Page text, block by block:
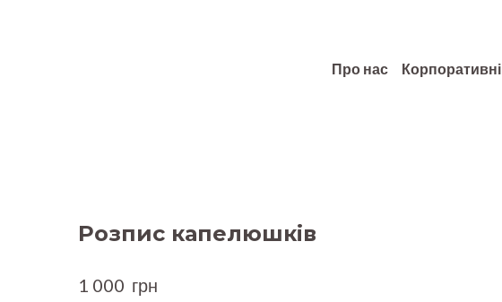
Про нас Корпоративні
Розпис капелюшків
1 000  грн